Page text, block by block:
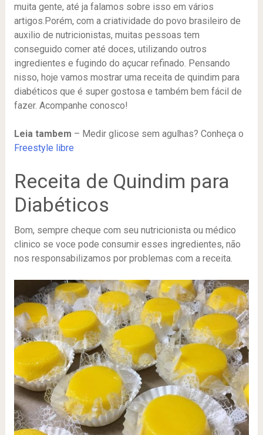
muita gente, até ja falamos sobre isso em vários
artigos.Porém, com a criatividade do povo brasileiro de
auxilio de nutricionistas, muitas pessoas tem
conseguido comer até doces, utilizando outros
ingredientes e fugindo do açucar refinado. Pensando
nisso, hoje vamos mostrar uma receita de quindim para
diabéticos que é super gostosa e também bem fácil de
fazer. Acompanhe conosco!
Leia tambem – Medir glicose sem agulhas? Conheça o
Freestyle libre
Receita de Quindim para
Diabéticos
Bom, sempre cheque com seu nutricionista ou médico
clinico se voce pode consumir esses ingredientes, não
nos responsabilizamos por problemas com a receita.